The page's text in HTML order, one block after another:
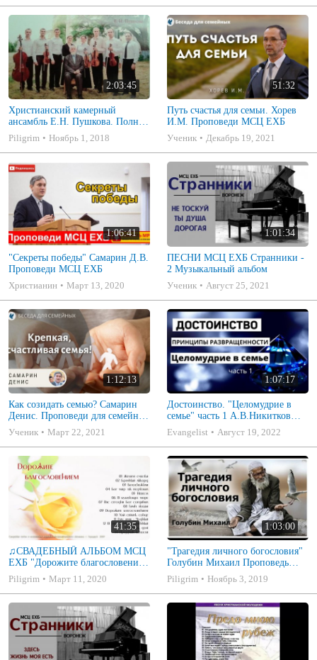
2:03:45
Христианский камерный
ансамбль Е.Н. Пушкова. Полное
собрание
Piligrim Ноябрь 1, 2018
51:32
Путь счастья для семьи. Хорев
И.М. Проповеди МСЦ ЕХБ
Ученик
Декабрь 19, 2021
1:06:41
"Секреты победы" Самарин Д.В.
Проповеди МСЦ ЕХБ
Христианин
Март 13, 2020
1:01:34
ПЕСНИ МСЦ ЕХБ Странники -
2 Музыкальный альбом
Ученик
Август 25, 2021
1:12:13
Как созидать семью? Самарин
Денис. Проповеди для семейных
МСЦ ЕХБ
Ученик Март 22, 2021
1:07:17
Достоинство. "Целомудрие в
семье" часть 1 А.В.Никитков
Беседа для семейных МСЦ ЕХБ
Evangelist Август 19, 2022
41:35
♫СВАДЕБНЫЙ АЛЬБОМ МСЦ
ЕХБ "Дорожите благословением
- Христианские песни.
Музыкальный диск. Псалмы
Piligrim Март 11, 2020
1:03:00
"Трагедия личного богословия"
Голубин Михаил Проповедь
2019
Piligrim Ноябрь 3, 2019